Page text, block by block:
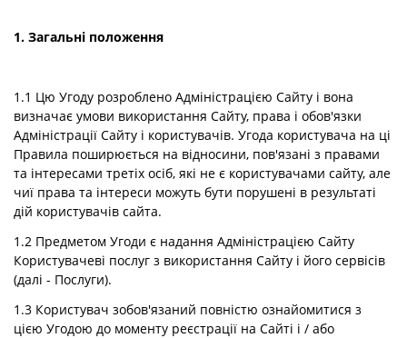
1. Загальні положення
1.1 Цю Угоду розроблено Адміністрацією Сайту і вона
визначає умови використання Сайту, права і обов'язки
Адміністрації Сайту і користувачів. Угода користувача на ці
Правила поширюється на відносини, пов'язані з правами
та інтересами третіх осіб, які не є користувачами сайту, але
чиї права та інтереси можуть бути порушені в результаті
дій користувачів сайта.
1.2 Предметом Угоди є надання Адміністрацією Сайту
Користувачеві послуг з використання Сайту і його сервісів
(далі - Послуги).
1.3 Користувач зобов'язаний повністю ознайомитися з
цією Угодою до моменту реєстрації на Сайті і / або